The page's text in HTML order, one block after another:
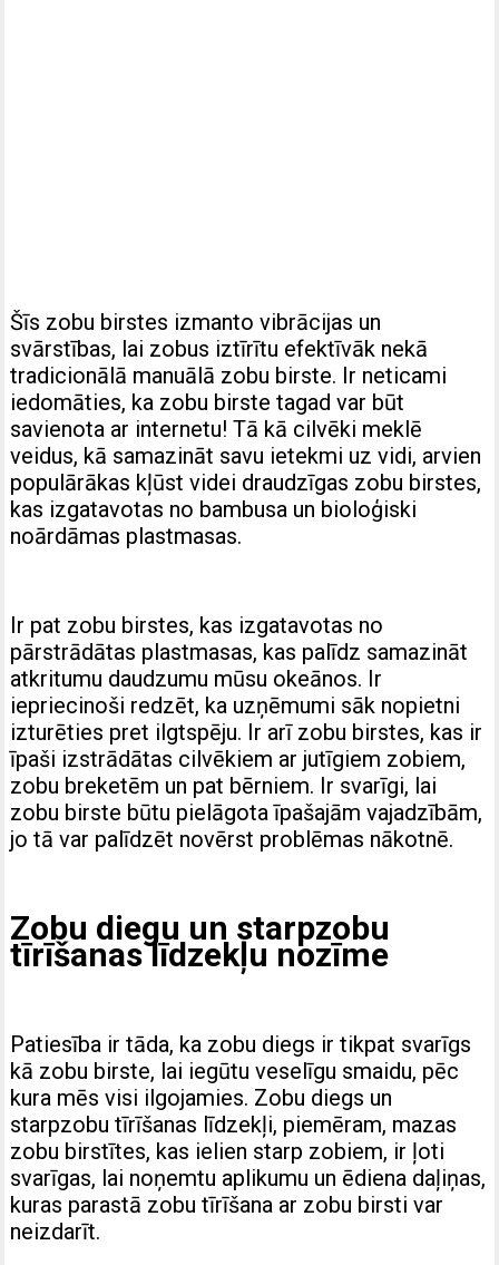
Šīs zobu birstes izmanto vibrācijas un
svārstības, lai zobus iztīrītu efektīvāk nekā
tradicionālā manuālā zobu birste. Ir neticami
iedomāties, ka zobu birste tagad var būt
savienota ar internetu! Tā kā cilvēki meklē
veidus, kā samazināt savu ietekmi uz vidi, arvien
populārākas kļūst videi draudzīgas zobu birstes,
kas izgatavotas no bambusa un bioloģiski
noārdāmas plastmasas.
Ir pat zobu birstes, kas izgatavotas no
pārstrādātas plastmasas, kas palīdz samazināt
atkritumu daudzumu mūsu okeānos. Ir
iepriecinoši redzēt, ka uzņēmumi sāk nopietni
izturēties pret ilgtspēju. Ir arī zobu birstes, kas ir
īpaši izstrādātas cilvēkiem ar jutīgiem zobiem,
zobu breketēm un pat bērniem. Ir svarīgi, lai
zobu birste būtu pielāgota īpašajām vajadzībām,
jo tā var palīdzēt novērst problēmas nākotnē.
Zobu diegu un starpzobu
tīrīšanas līdzekļu nozīme
Patiesība ir tāda, ka zobu diegs ir tikpat svarīgs
kā zobu birste, lai iegūtu veselīgu smaidu, pēc
kura mēs visi ilgojamies. Zobu diegs un
starpzobu tīrīšanas līdzekļi, piemēram, mazas
zobu birstītes, kas ielien starp zobiem, ir ļoti
svarīgas, lai noņemtu aplikumu un ēdiena daļiņas,
kuras parastā zobu tīrīšana ar zobu birsti var
neizdarīt.